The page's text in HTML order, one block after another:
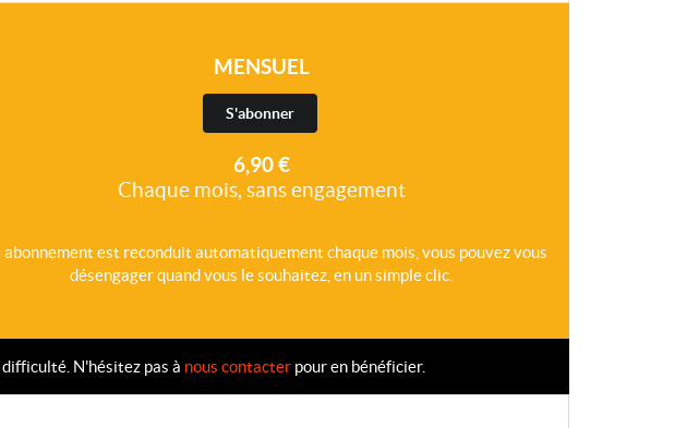
MENSUEL
S'abonner
6,90 €
Chaque mois, sans engagement
abonnement est reconduit automatiquement chaque mois, vous pouvez vous
désengager quand vous le souhaitez, en un simple clic.
N'hésitez pas à nous contacter pour en bénéficier.